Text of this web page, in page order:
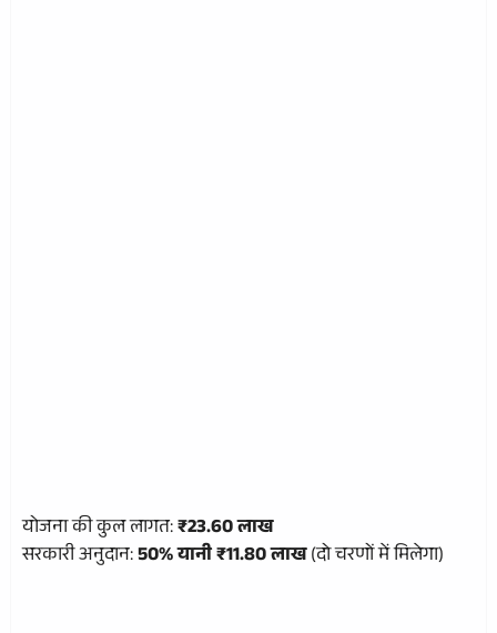
योजना की कुल लागत:₹23.60 लाख
सरकारी अनुदान:50% यानी ₹11.80 लाख(दो चरणों में मिलेगा)